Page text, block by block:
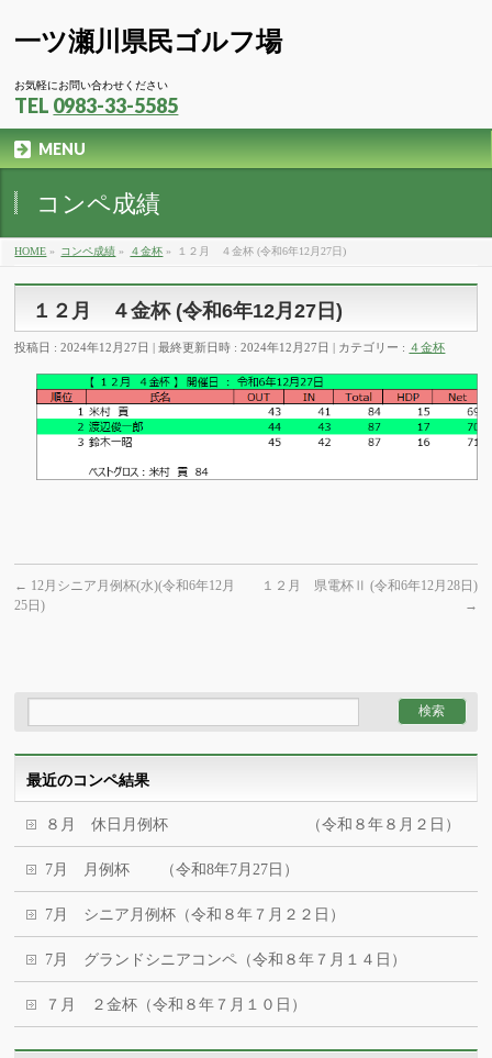
一ツ瀬川県民ゴルフ場
お気軽にお問い合わせください
TEL 0983-33-5585
MENU
コンペ成績
HOME » コンペ成績 » ４金杯 » １２月 ４金杯 (令和6年12月27日)
１２月 ４金杯 (令和6年12月27日)
投稿日 : 2024年12月27日 最終更新日時 : 2024年12月27日 カテゴリー : ４金杯
← 12月シニア月例杯(水)(令和6年12月
25日)
１２月 県電杯Ⅱ (令和6年12月28日)
→
最近のコンペ結果
８月 休日月例杯 （令和８年８月２日）
7月 月例杯 （令和8年7月27日）
7月 シニア月例杯（令和８年７月２２日）
7月 グランドシニアコンペ（令和８年７月１４日）
７月 ２金杯（令和８年７月１０日）